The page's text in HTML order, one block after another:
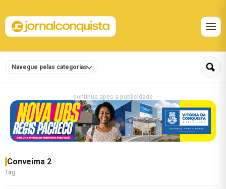
Navegue pelas categorias
continua após a publicidade
Conveima 2
Tag